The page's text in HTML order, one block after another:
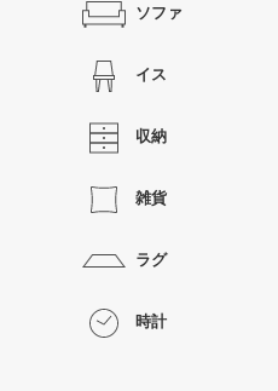
ソファ
イス
収納
雑貨
ラグ
時計